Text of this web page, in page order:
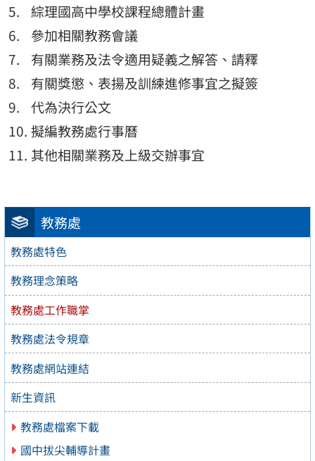
教務處
教務處特色
教務理念策略
教務處工作職掌
教務處法令規章
教務處網站連結
新生資訊
教務處檔案下載
國中拔尖輔導計畫
綜理國高中學校課程總體計畫
參加相關教務會議
有關業務及法令適用疑義之解答、請釋
有關獎懲、表揚及訓練進修事宜之擬簽
代為決行公文
擬編教務處行事曆
其他相關業務及上級交辦事宜